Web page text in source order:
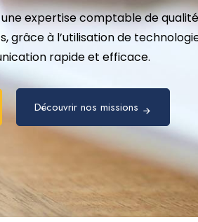
une expertise comptable de
grâce à l’utilisation de
rapide et efficace.
Découvrir nos missions